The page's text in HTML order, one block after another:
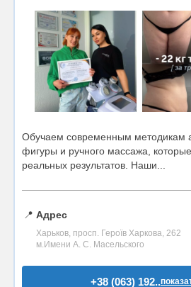
Обучаем современным методикам
фигуры и ручного массажа,
реальных результатов. Наши...
📍 Адрес
Харьков, просп. Героїв Харкова, 262
м.Имени А. С. Масельского
+38 (063) 192..